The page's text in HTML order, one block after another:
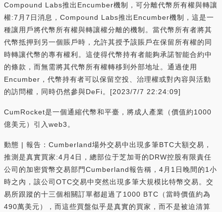
Compound Labs推出Encumber機制，可分離代幣所有權與轉讓
權:7月7日消息，Compound Labs推出Encumber機制，這是一
種讓用戶將代幣所有權與轉讓權分離的機制。當代幣所有者將其
代幣抵押到另一個賬戶時，允許其授予該賬戶在保留所有權的同
時轉讓代幣的專有權利。這使得代幣持有者能夠承諾智能合約中
的條款，而無需將其代幣所有權轉移到外部地址。通過使用
Encumber，代幣持有者可以保留空投、治理權或對內容與活動
的訪問權，同時仍然參與DeFi。[2023/7/7 22:24:09]
CumRocket是一個通縮代幣和平臺，將成人產業（價值約1000
億美元）引入web3。
動態 | 報告：Cumberland場外交易中出現多筆BTC大額交易，
推測是真實買家:4月4日，總部位于芝加哥的DRW控股有限責任
公司的加密貨幣交易部門Cumberland報告稱，4月1日晚間的1小
時之內，該公司OTC交易中突然出現多筆大規模比特幣交易。交
易所跟蹤的十三個相關訂單都超過了1000 BTC（當時價值約為
490萬美元），而這些買盤似乎是真實的買家，而不是被迫清算